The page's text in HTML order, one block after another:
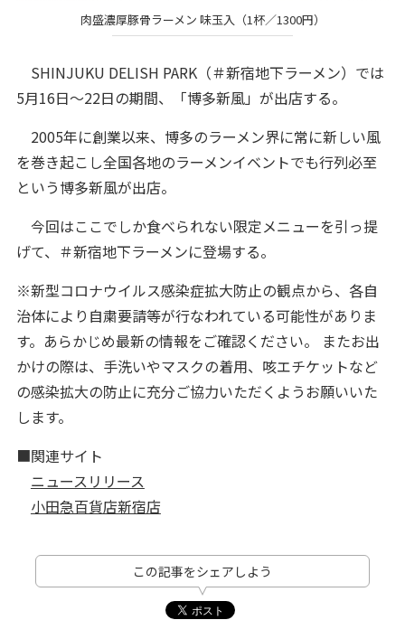
肉盛濃厚豚骨ラーメン 味玉入（1杯／1300円）
SHINJUKU DELISH PARK（＃新宿地下ラーメン）では
5月16日～22日の期間、「博多新風」が出店する。
2005年に創業以来、博多のラーメン界に常に新しい風
を巻き起こし全国各地のラーメンイベントでも行列必至
という博多新風が出店。
今回はここでしか食べられない限定メニューを引っ提
げて、＃新宿地下ラーメンに登場する。
※新型コロナウイルス感染症拡大防止の観点から、各自
治体により自粛要請等が行なわれている可能性がありま
す。あらかじめ最新の情報をご確認ください。 またお出
かけの際は、手洗いやマスクの着用、咳エチケットなど
の感染拡大の防止に充分ご協力いただくようお願いいた
します。
■関連サイト
ニュースリリース
小田急百貨店新宿店
この記事をシェアしよう